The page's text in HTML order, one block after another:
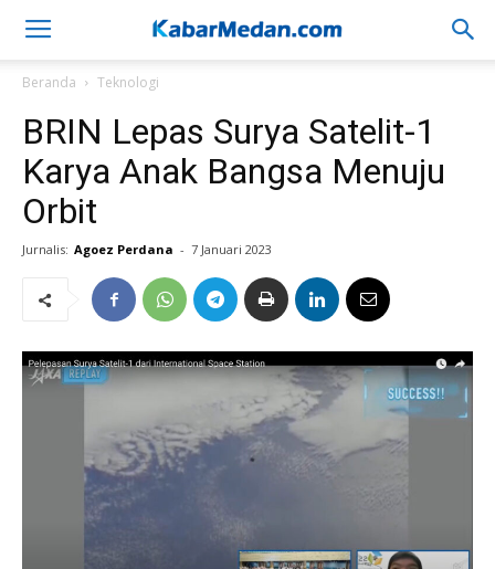
Beranda Teknologi
BRIN Lepas Surya Satelit-1
Karya Anak Bangsa Menuju
Orbit
Jurnalis: Agoez Perdana - 7 Januari 2023